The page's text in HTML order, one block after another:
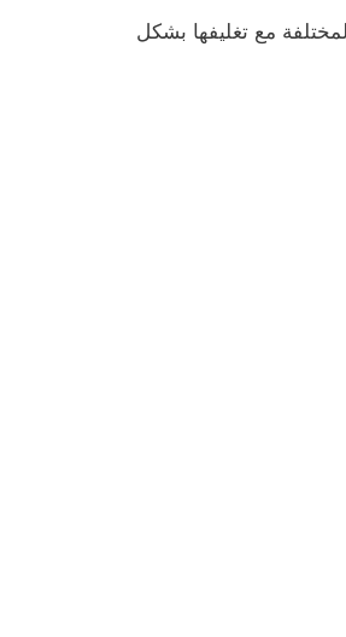
مع تغليفها بشكل